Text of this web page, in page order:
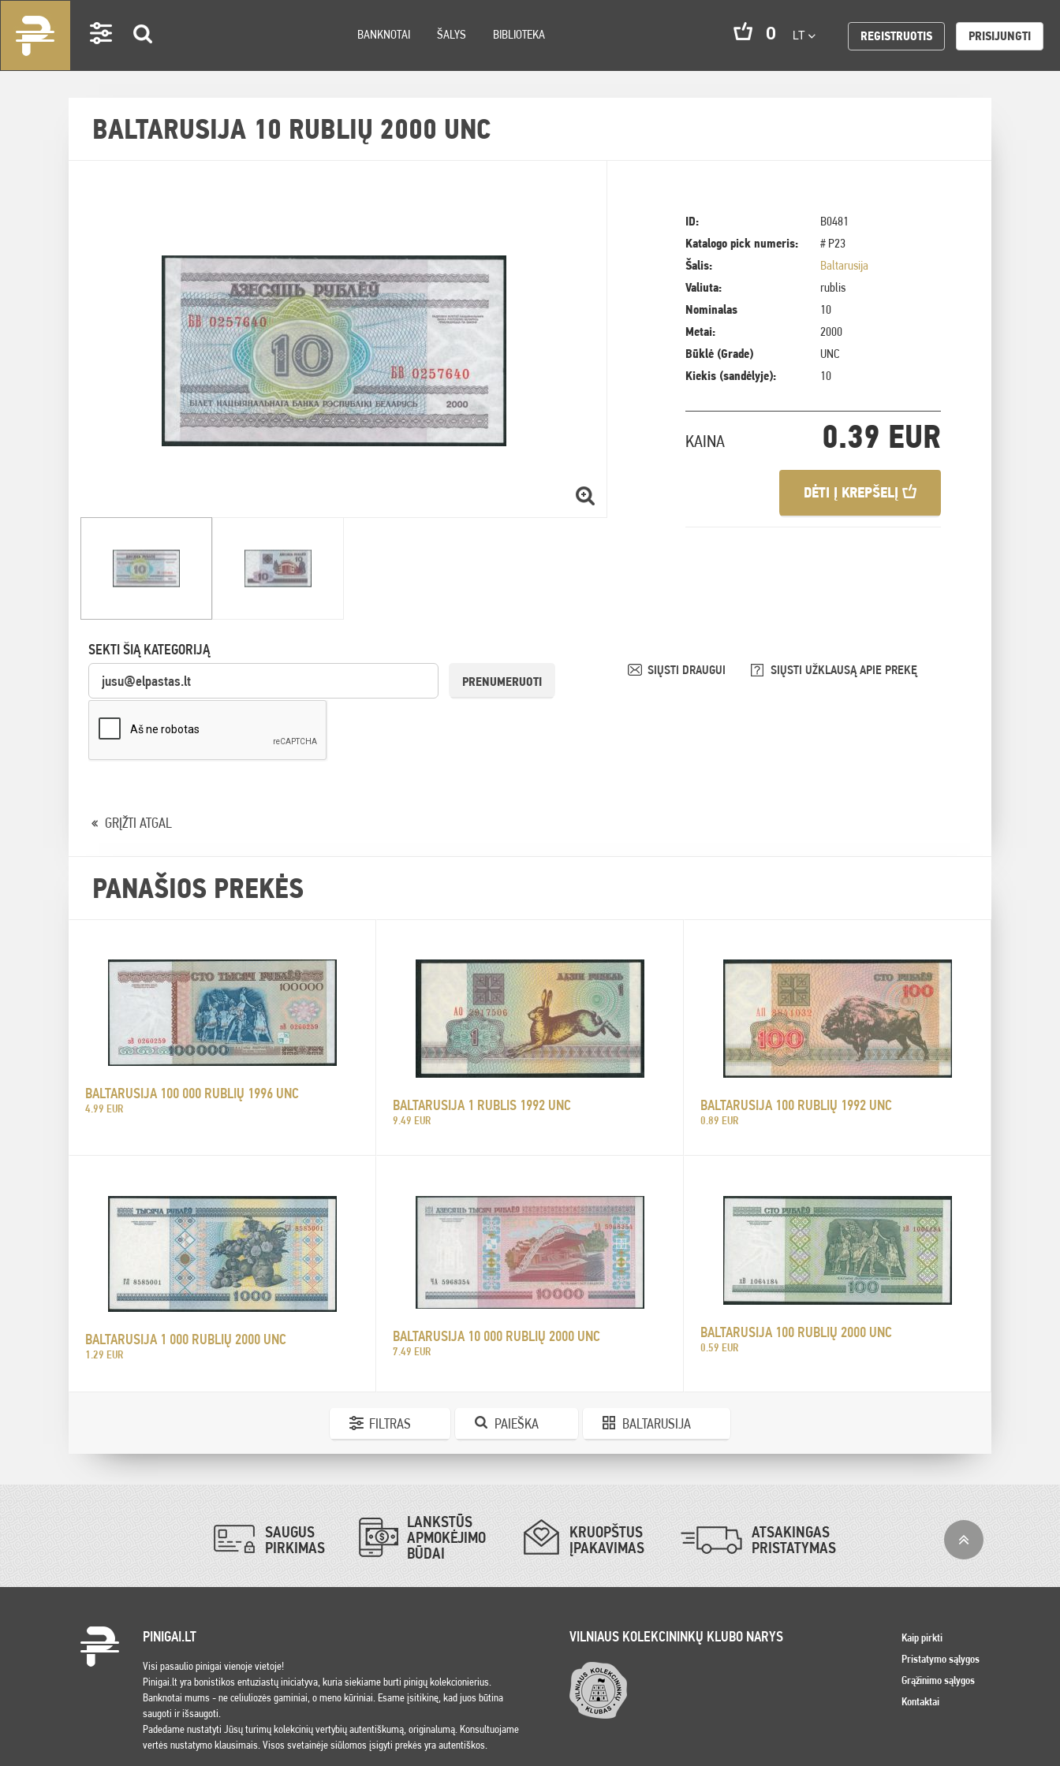
BANKNOTAI ŠALYS BIBLIOTEKA 0 LT REGISTRUOTIS PRISIJUNGTI
BALTARUSIJA 10 RUBLIŲ 2000 UNC
ID:
B0481
Katalogo pick numeris:
# P23
Šalis:
Baltarusija
Valiuta:
rublis
Nominalas
10
Metai:
2000
Būklė (Grade)
UNC
Kiekis (sandėlyje):
10
KAINA 0.39 EUR
DĖTI Į KREPŠELĮ
SEKTI ŠIĄ KATEGORIJĄ
PRENUMERUOTI
SIŲSTI DRAUGUI SIŲSTI UŽKLAUSĄ APIE PREKĘ
GRĮŽTI ATGAL
PANAŠIOS PREKĖS
BALTARUSIJA 100 000 RUBLIŲ 1996 UNC
4.99 EUR BALTARUSIJA 1 RUBLIS 1992 UNC
9.49 EUR
BALTARUSIJA 100 RUBLIŲ 1992 UNC
0.89 EUR
BALTARUSIJA 1 000 RUBLIŲ 2000 UNC
1.29 EUR
BALTARUSIJA 10 000 RUBLIŲ 2000 UNC
7.49 EUR
BALTARUSIJA 100 RUBLIŲ 2000 UNC
0.59 EUR
FILTRAS PAIEŠKA BALTARUSIJA
SAUGUS
PIRKIMAS
LANKSTŪS
APMOKĖJIMO
BŪDAI
KRUOPŠTUS
ĮPAKAVIMAS
ATSAKINGAS
PRISTATYMAS
PINIGAI.LT
Visi pasaulio pinigai vienoje vietoje!
Pinigai.lt yra bonistikos entuziastų iniciatyva, kuria siekiame burti pinigų kolekcionierius.
Banknotai mums - ne celiuliozės gaminiai, o meno kūriniai. Esame įsitikinę, kad juos būtina
saugoti ir išsaugoti.
Padedame nustatyti Jūsų turimų kolekcinių vertybių autentiškumą, originalumą. Konsultuojame
vertės nustatymo klausimais. Visos svetainėje siūlomos įsigyti prekės yra autentiškos.
VILNIAUS KOLEKCININKŲ KLUBO NARYS
Kaip pirkti
Pristatymo sąlygos
Grąžinimo sąlygos
Kontaktai